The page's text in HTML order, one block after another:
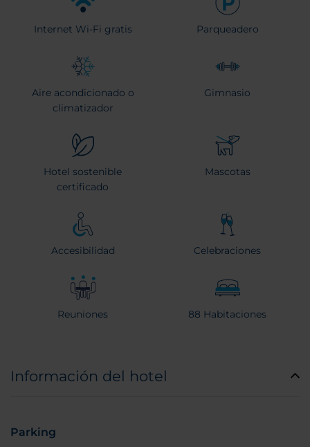
Internet Wi-Fi gratis Parqueadero
Aire acondicionado o
climatizador
Gimnasio
Hotel sostenible
certificado
Mascotas
Accesibilidad Celebraciones
Reuniones 88 Habitaciones
Información del hotel
Parking